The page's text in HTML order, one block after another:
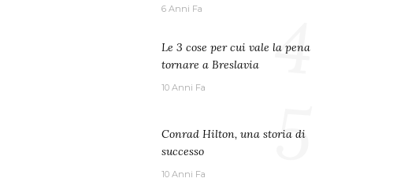
6 Anni Fa
Le 3 cose per cui vale la pena
tornare a Breslavia
10 Anni Fa 4
Conrad Hilton, una storia di
successo
10 Anni Fa 5